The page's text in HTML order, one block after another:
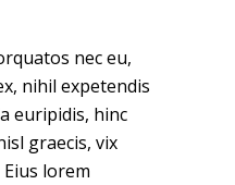
nec eu,
nihil expetendis
euripidis, hinc
graecis, vix
lorem